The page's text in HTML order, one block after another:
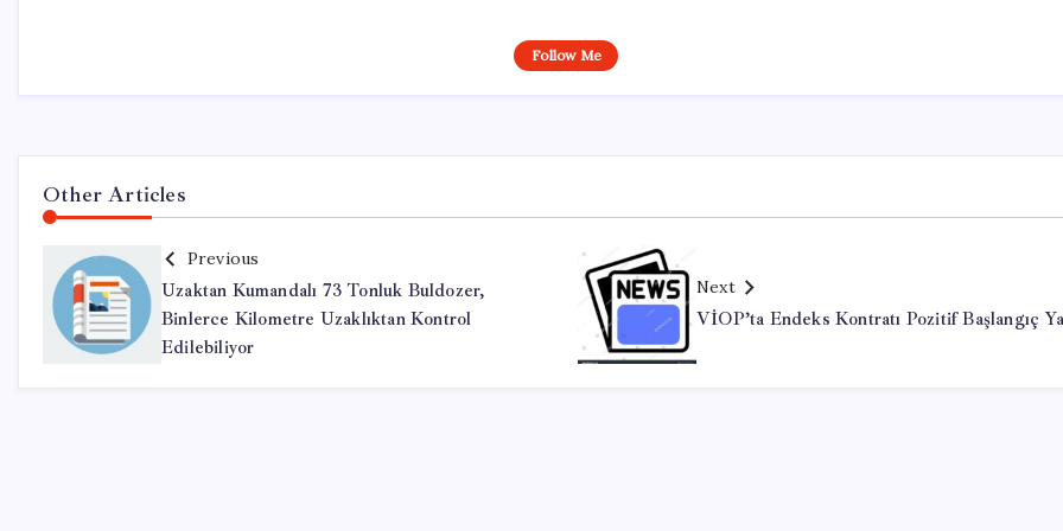
Follow Me
Other Articles
Previous
Uzaktan Kumandalı 73 Tonluk Buldozer,
Binlerce Kilometre Uzaklıktan Kontrol
Edilebiliyor
Next
VİOP’ta Endeks Kontratı Pozitif Başlangıç